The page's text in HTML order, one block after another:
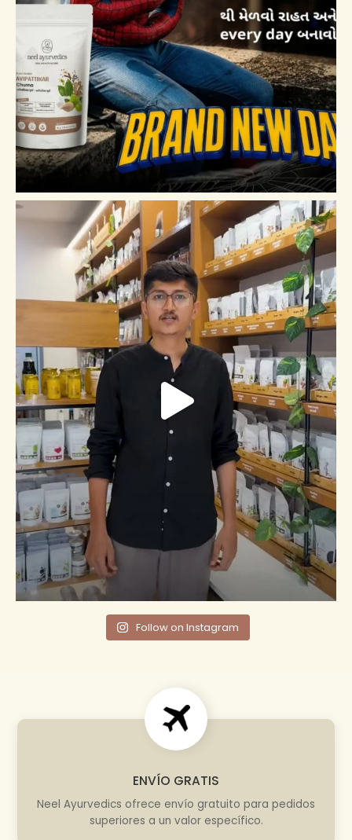
Follow on Instagram
ENVÍO GRATIS
Neel Ayurvedics ofrece envío gratuito para pedidos
superiores a un valor específico.